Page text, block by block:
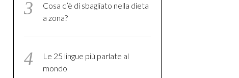
Cosa c’è di sbagliato nella dieta
a zona?
Le 25 lingue più parlate al
mondo